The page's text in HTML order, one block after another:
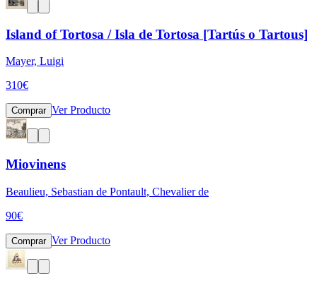
Island of Tortosa / Isla de Tortosa [Tartús o Tartous]
Mayer, Luigi
310€
Comprar Ver Producto
Miovinens
Beaulieu, Sebastian de Pontault, Chevalier de
90€
Comprar Ver Producto